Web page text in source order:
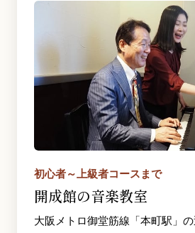
初心者～上級者コースまで
開成館の音楽教室
大阪メトロ御堂筋線「本町駅」